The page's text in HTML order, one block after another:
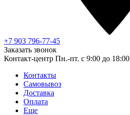
+7 903 796-77-45
Заказать звонок
Контакт-центр Пн.-пт. с 9:00 до 18:00
Контакты
Самовывоз
Доставка
Оплата
Еще